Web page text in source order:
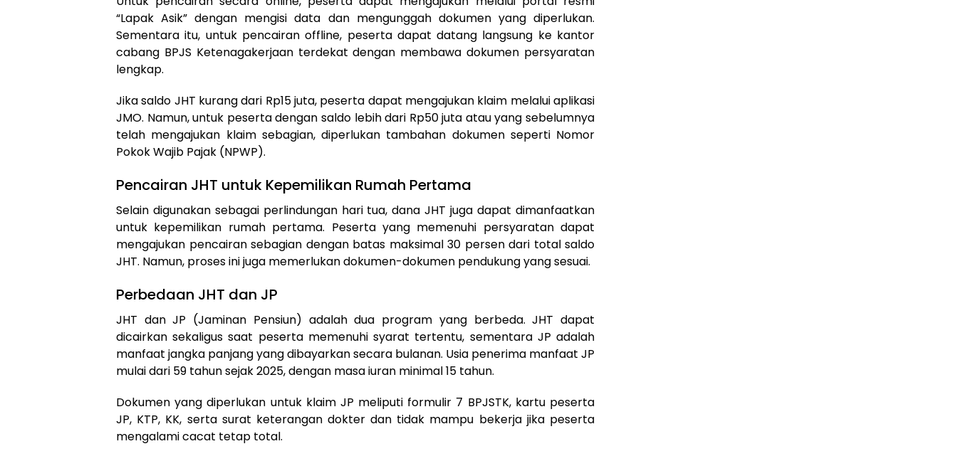
“Lapak Asik” dengan mengisi data dan mengunggah dokumen yang diperlukan.
Sementara itu, untuk pencairan offline, peserta dapat datang langsung ke kantor
cabang BPJS Ketenagakerjaan terdekat dengan membawa dokumen persyaratan
lengkap.
Jika saldo JHT kurang dari Rp15 juta, peserta dapat mengajukan klaim melalui aplikasi
JMO. Namun, untuk peserta dengan saldo lebih dari Rp50 juta atau yang sebelumnya
telah mengajukan klaim sebagian, diperlukan tambahan dokumen seperti Nomor
Pokok Wajib Pajak (NPWP).
Pencairan JHT untuk Kepemilikan Rumah Pertama
Selain digunakan sebagai perlindungan hari tua, dana JHT juga dapat dimanfaatkan
untuk kepemilikan rumah pertama. Peserta yang memenuhi persyaratan dapat
mengajukan pencairan sebagian dengan batas maksimal 30 persen dari total saldo
JHT. Namun, proses ini juga memerlukan dokumen-dokumen pendukung yang sesuai.
Perbedaan JHT dan JP
JHT dan JP (Jaminan Pensiun) adalah dua program yang berbeda. JHT dapat
dicairkan sekaligus saat peserta memenuhi syarat tertentu, sementara JP adalah
manfaat jangka panjang yang dibayarkan secara bulanan. Usia penerima manfaat JP
mulai dari 59 tahun sejak 2025, dengan masa iuran minimal 15 tahun.
Dokumen yang diperlukan untuk klaim JP meliputi formulir 7 BPJSTK, kartu peserta
JP, KTP, KK, serta surat keterangan dokter dan tidak mampu bekerja jika peserta
mengalami cacat tetap total.